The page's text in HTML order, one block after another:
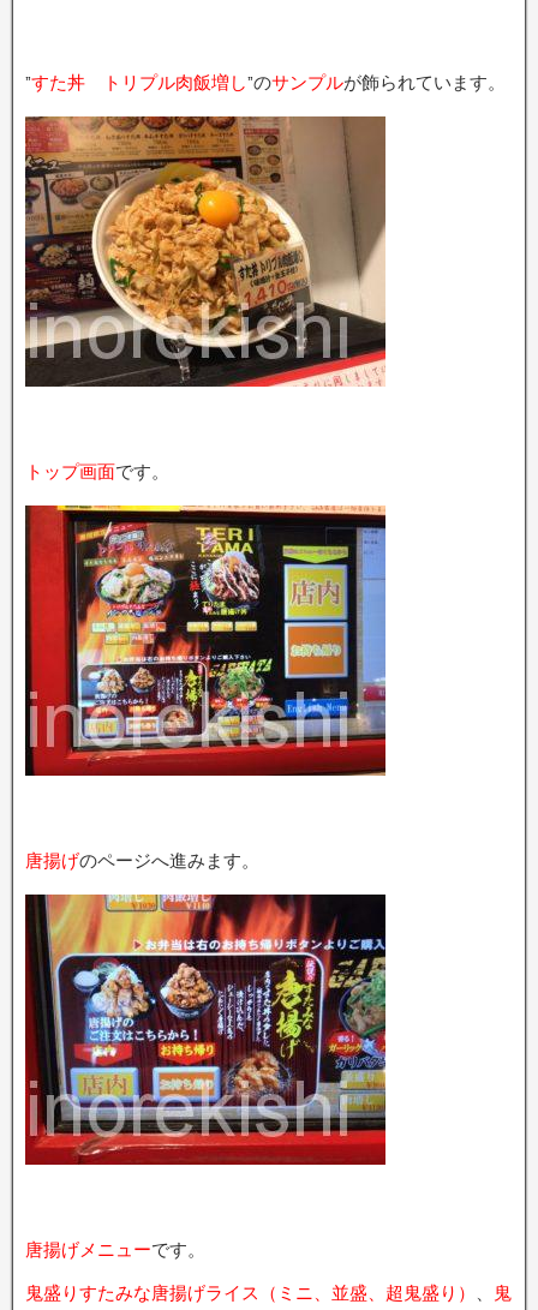
”すた丼 トリプル肉飯増し”のサンプルが飾られています。
トップ画面です。
唐揚げのページへ進みます。
唐揚げメニューです。
鬼盛りすたみな唐揚げライス（ミニ、並盛、超鬼盛り）
鬼